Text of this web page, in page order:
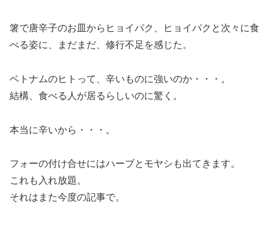
箸で唐辛子のお皿からヒョイパク、ヒョイパクと次々に食
べる姿に、まだまだ、修行不足を感じた。
ベトナムのヒトって、辛いものに強いのか・・・。
結構、食べる人が居るらしいのに驚く。
本当に辛いから・・・。
フォーの付け合せにはハーブとモヤシも出てきます。
これも入れ放題。
それはまた今度の記事で。